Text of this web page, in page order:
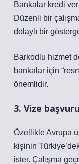
Bankalar kredi
Düzenli bir
dolaylı bir
Barkodlu hizmet
bankalar için
önemlidir.
3. Vize
Özellikle Avrupa
kişinin
ister. Çalışma